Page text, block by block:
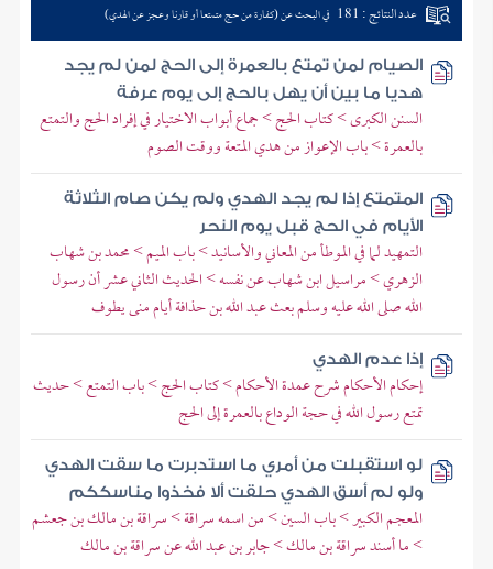
عدد النتائج : 181 في البحث عن (كفارة من حج متمتعا أو قارنا وعجز عن الهدي)
الصيام لمن تمتع بالعمرة إلى الحج لمن لم يجد
هديا ما بين أن يهل بالحج إلى يوم عرفة
السنن الكبرى > كتاب الحج > جماع أبواب الاختيار في إفراد الحج والتمتع
بالعمرة > باب الإعواز من هدي المتعة ووقت الصوم
المتمتع إذا لم يجد الهدي ولم يكن صام الثلاثة
الأيام في الحج قبل يوم النحر
التمهيد لما في الموطأ من المعاني والأسانيد > باب الميم > محمد بن شهاب
الزهري > مراسيل ابن شهاب عن نفسه > الحديث الثاني عشر أن رسول
الله صلى الله عليه وسلم بعث عبد الله بن حذافة أيام منى يطوف
إذا عدم الهدي
إحكام الأحكام شرح عمدة الأحكام > كتاب الحج > باب التمتع > حديث
تمتع رسول الله في حجة الوداع بالعمرة إلى الحج
لو استقبلت من أمري ما استدبرت ما سقت الهدي
ولو لم أسق الهدي حلقت ألا فخذوا مناسككم
المعجم الكبير > باب السين > من اسمه سراقة > سراقة بن مالك بن جعشم
> ما أسند سراقة بن مالك > جابر بن عبد الله عن سراقة بن مالك